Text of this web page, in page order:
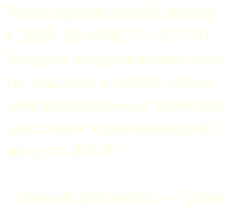
Регистрационный номер
СМИ: Эл №ФС77-37070.
Выдано Федеральной
по надзору в сфере связи,
информационных
массовых коммуникаций
августа 2009 г.
Главный редактор —